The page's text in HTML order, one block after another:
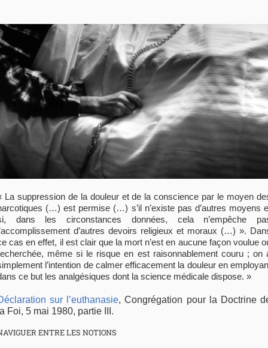
La suppression de la douleur et de la conscience par le moyen
(…) est permise (…) s’il n’existe pas d’autres moyens
dans les circonstances données, cela n’empêche
d’autres devoirs religieux et moraux (…) ».
cas en effet, il est clair que la mort n’est en aucune façon voulue
même si le risque en est raisonnablement couru ; on
l’intention de calmer efficacement la douleur en
ce but les analgésiques dont la science médicale dispose. »
sur l’euthanasie, Congrégation pour la Doctrine
Foi, 5 mai 1980, partie III.
ENTRE LES NOTIONS